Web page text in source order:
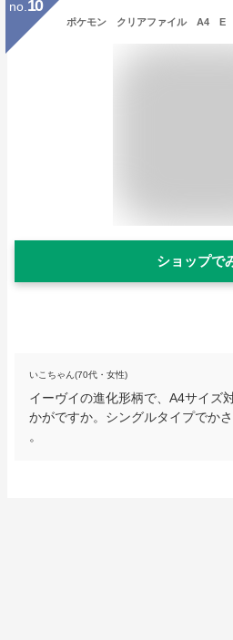
no. 10
ショップで
いこちゃん(70代・女性)
イーヴイの進化形柄で、A4サイズ
かがですか。シングルタイプでか
。